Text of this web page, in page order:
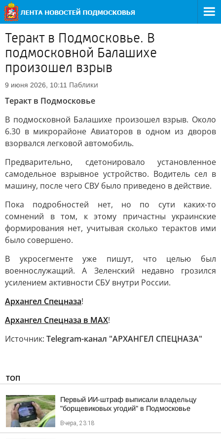
Теракт в Подмосковье. В
подмосковной Балашихе
произошел взрыв
9 июня 2026, 10:11 Паблики
Теракт в Подмосковье
В подмосковной Балашихе произошел взрыв. Около
6.30 в микрорайоне Авиаторов в одном из дворов
взорвался легковой автомобиль.
Предварительно, сдетонировало установленное
самодельное взрывное устройство. Водитель сел в
машину, после чего СВУ было приведено в действие.
Пока подробностей нет, но по сути каких-то
сомнений в том, к этому причастны украинские
формирования нет, учитывая сколько терактов ими
было совершено.
В укросегменте уже пишут, что целью был
военнослужащий. А Зеленский недавно грозился
усилением активности СБУ внутри России.
Архангел Спецназа!
Архангел Спецназа в MAX!
Источник: Telegram-канал "АРХАНГЕЛ СПЕЦНАЗА"
ТОП
Первый ИИ-штраф выписали владельцу
"борщевиковых угодий" в Подмосковье
Вчера, 23:18